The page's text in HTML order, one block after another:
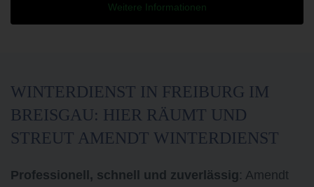
Weitere Informationen
WINTERDIENST IN FREIBURG IM
BREISGAU: HIER RÄUMT UND
STREUT AMENDT WINTERDIENST
Professionell, schnell und zuverlässig : Amendt